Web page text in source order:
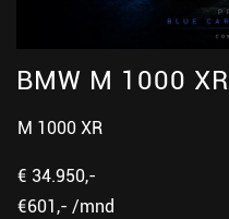
BMW M 1000 XR
M 1000 XR
€ 34.950,-
€601,- /mnd